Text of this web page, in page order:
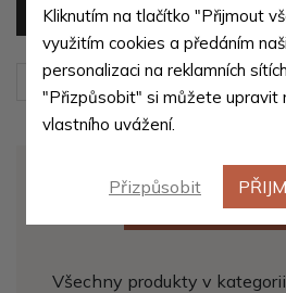
Filtr (0 produktů)
Seřadit podle: Výchozí
ZOBRAZIT
Všechny produkty v
Kliknutím na tlačítko "Přijmout
využitím cookies a předáním
personalizaci na reklamních
"Přizpůsobit" si můžete upravit
vlastního uvážení.
Přizpůsobit